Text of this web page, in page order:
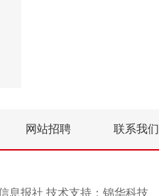
网站招聘 联系我们
报社 技术支持： 锦华科技